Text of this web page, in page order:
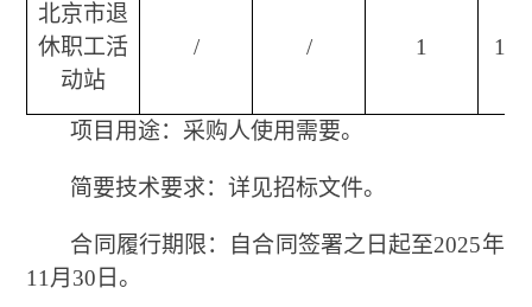
北京市退
休职工活
动站
/ / 1
项目用途：采购人使用需要。
简要技术要求：详见招标文件。
合同履行期限：自合同签署之日起至2025年
11月30日。